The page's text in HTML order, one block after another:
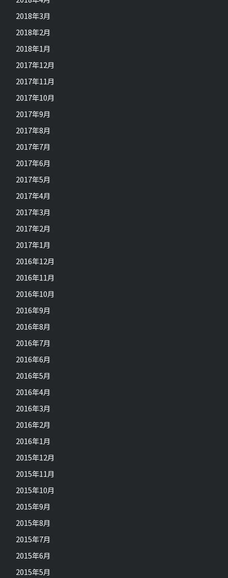
2018年3月
2018年2月
2018年1月
2017年12月
2017年11月
2017年10月
2017年9月
2017年8月
2017年7月
2017年6月
2017年5月
2017年4月
2017年3月
2017年2月
2017年1月
2016年12月
2016年11月
2016年10月
2016年9月
2016年8月
2016年7月
2016年6月
2016年5月
2016年4月
2016年3月
2016年2月
2016年1月
2015年12月
2015年11月
2015年10月
2015年9月
2015年8月
2015年7月
2015年6月
2015年5月